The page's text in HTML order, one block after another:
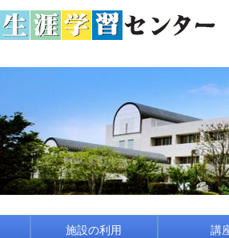
施設の利用 講